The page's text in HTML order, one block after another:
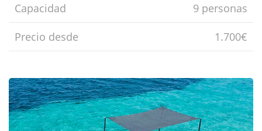
Capacidad 9 personas
Precio desde 1.700€